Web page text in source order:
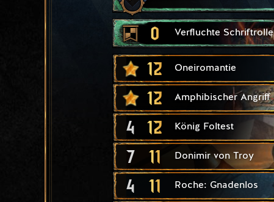
0 Verfluchte Schriftrolle
12 Oneiromantie
12 Amphibischer Angriff
4 12 König Foltest
7 11 Donimir von Troy
4 11 Roche: Gnadenlos